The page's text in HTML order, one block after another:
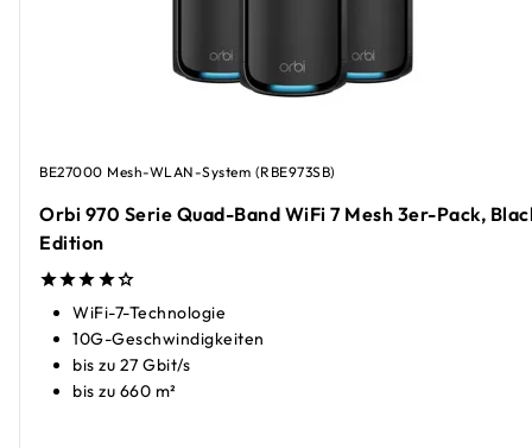
BE27000 Mesh-WLAN-System (RBE973SB)
Orbi 970 Serie Quad-Band WiFi 7 Mesh 3er-Pack,
Edition
WiFi-7-Technologie
10G-Geschwindigkeiten
bis zu 27 Gbit/s
bis zu 660 m²